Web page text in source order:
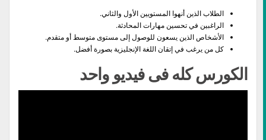
الطلاب الذين أنهوا المستويين الأول والثاني.
الراغبين في تحسين مهارات المحادثة.
الأشخاص الذين يسعون للوصول إلى مستوى متوسط أو متقدم.
كل من يرغب في إتقان اللغة الإنجليزية بصورة أفضل.
الكورس كله فى فيديو واحد